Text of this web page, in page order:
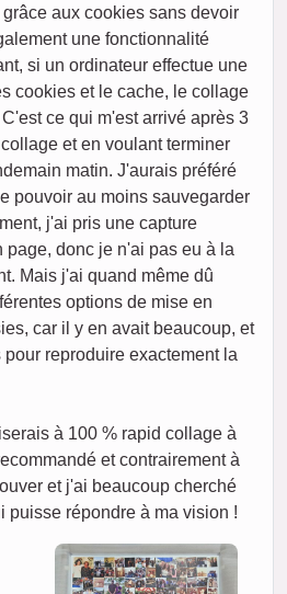
aux cookies sans devoir
une fonctionnalité
si un ordinateur effectue une
cookies et le cache, le collage
ce qui m'est arrivé après 3
et en voulant terminer
matin. J'aurais préféré
pouvoir au moins sauvegarder
j'ai pris une capture
page, donc je n'ai pas eu à la
Mais j'ai quand même dû
options de mise en
car il y en avait beaucoup, et
reproduire exactement la
à 100 % rapid collage à
et contrairement à
et j'ai beaucoup cherché
puisse répondre à ma vision !